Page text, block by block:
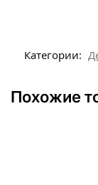
Категории:
Похожие